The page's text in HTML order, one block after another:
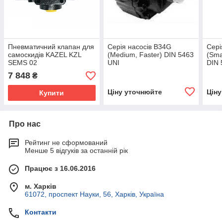
Пневматичний клапан для
самоскидів KAZEL KZL
SEMS 02
7 848 ₴
Купити
Серія насосів B34G
(Medium, Faster) DIN 5463
UNI
Ціну уточнюйте
DIN
Про нас
Рейтинг не сформований
Менше 5 відгуків за останній рік
Працює з 16.06.2016
м. Харків
61072, проспект Науки, 56, Харків, Україна
Контакти